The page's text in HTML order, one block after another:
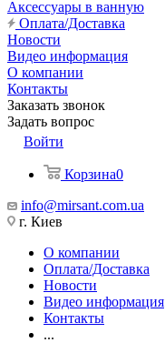
Аксессуары в ванную
Оплата/Доставка
Новости
Видео информация
О компании
Контакты
Заказать звонок
Задать вопрос
Войти
Корзина0
info@mirsant.com.ua
г. Киев
О компании
Оплата/Доставка
Новости
Видео информация
Контакты
...